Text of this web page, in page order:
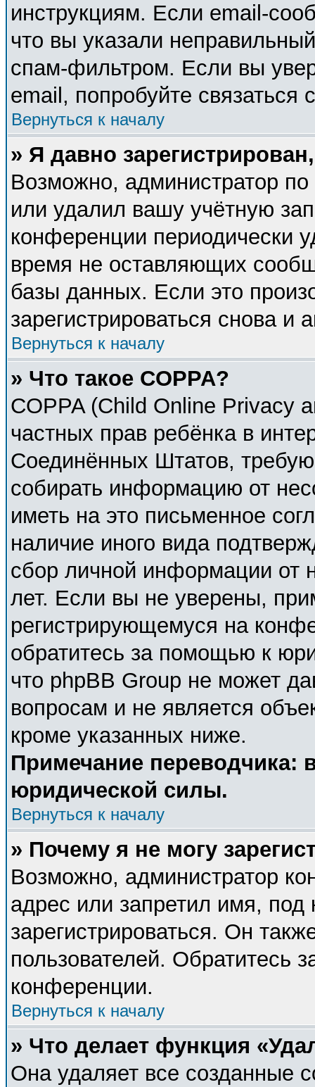
инструкциям. Если email-
что вы указали
спам-фильтром. Если вы
email, попробуйте связаться
Вернуться к началу
» Я давно
Возможно, администратор по
или удалил вашу учётную
конференции периодически
время не оставляющих
базы данных. Если это
зарегистрироваться снова и
Вернуться к началу
» Что такое COPPA?
COPPA (Child Online Privacy
частных прав ребёнка в
Соединённых Штатов,
собирать информацию от
иметь на это письменное
наличие иного вида
сбор личной информации от
лет. Если вы не уверены,
регистрирующемуся на
обратитесь за помощью к
что phpBB Group не может
вопросам и не является
кроме указанных ниже.
Примечание переводчика:
юридической силы.
Вернуться к началу
» Почему я не могу
Возможно, администратор
адрес или запретил имя,
зарегистрироваться. Он
пользователей. Обратитесь
конференции.
Вернуться к началу
» Что делает функция
Она удаляет все созданные